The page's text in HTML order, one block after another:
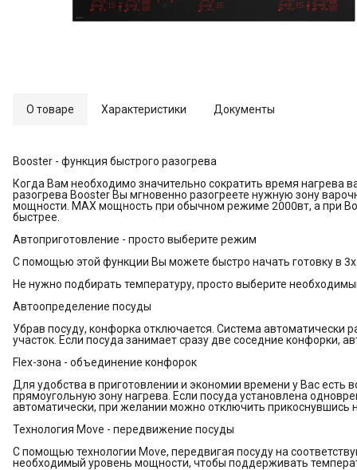
О товаре Характеристики Документы
Booster - функция быстрого разогрева
Когда Вам необходимо значительно сократить время нагрева
разогрева Booster Вы мгновенно разогреете нужную зону
мощности. MAX мощность при обычном режиме 2000вт, а при
быстрее.
Автоприготовление - просто выберите режим
С помощью этой функции Вы можете быстро начать готовку в
Не нужно подбирать температуру, просто выберите
Автоопределение посуды
Убрав посуду, конфорка отключается. Система автоматически
участок. Если посуда занимает сразу две соседние конфорки,
Flex-зона - объединение конфорок
Для удобства в приготовлении и экономии времени у Вас
прямоугольную зону нагрева. Если посуда установлена
автоматически, при желании можно отключить прикоснувшись
Технология Move - передвижение посуды
С помощью технологии Move, передвигая посуду на
необходимый уровень мощности, чтобы поддерживать